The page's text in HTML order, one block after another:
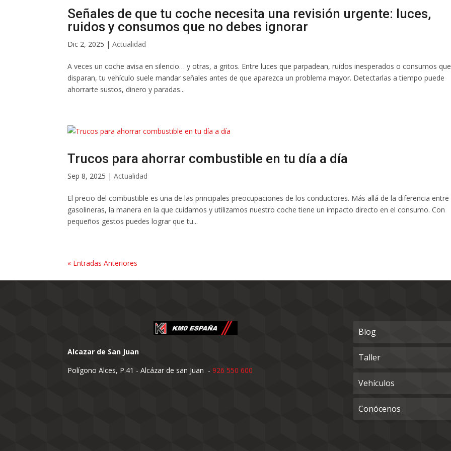
Señales de que tu coche necesita una revisión urgente: luces,
ruidos y consumos que no debes ignorar
Dic 2, 2025 |Actualidad
A veces un coche avisa en silencio… y otras, a gritos. Entre luces que parpadean, ruidos inesperados o consumos
disparan, tu vehículo suele mandar señales antes de que aparezca un problema mayor. Detectarlas a tiempo puede
ahorrarte sustos, dinero y paradas...
Trucos para ahorrar combustible en tu día a día
Sep 8, 2025 |Actualidad
El precio del combustible es una de las principales preocupaciones de los conductores. Más allá de la diferencia entre
gasolineras, la manera en la que cuidamos y utilizamos nuestro coche tiene un impacto directo en el consumo. Con
pequeños gestos puedes lograr que tu...
« Entradas Anteriores
Alcazar de San Juan
Polígono Alces, P.41 - Alcázar de san Juan -926 550 600
Blog
Taller
Vehículos
Conócenos